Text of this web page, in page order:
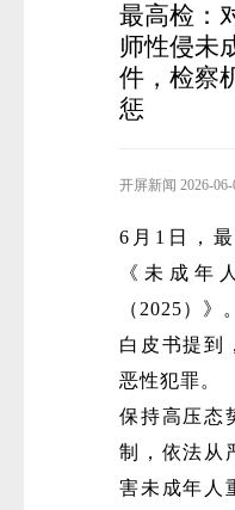
最高检：
师性侵未
件，检察
惩
开屏新闻 2026-
6月1日，
《未成年
（2025）》。
白皮书提到
恶性犯罪。
保持高压态
制，依法从
害未成年人